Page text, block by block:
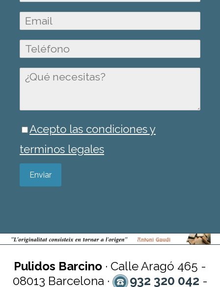
Acepto las condiciones y
terminos legales
Enviar
Pulidos Barcino · Calle Aragó 465 -
08013 Barcelona ·
932 320 042 -